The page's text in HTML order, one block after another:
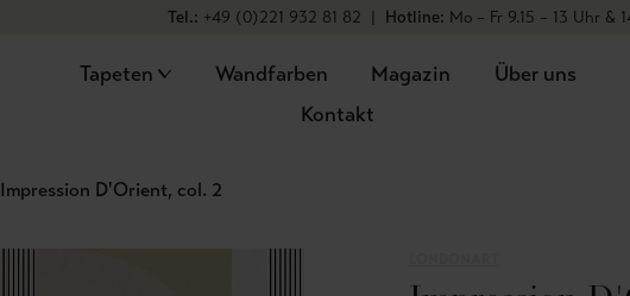
Tel.: +49 (0)221 932 81 82 | Hotline: Mo – Fr 9.15 – 13 Uhr &
Tapeten Wandfarben Magazin
Über uns
Kontakt
Impression D'Orient, col. 2